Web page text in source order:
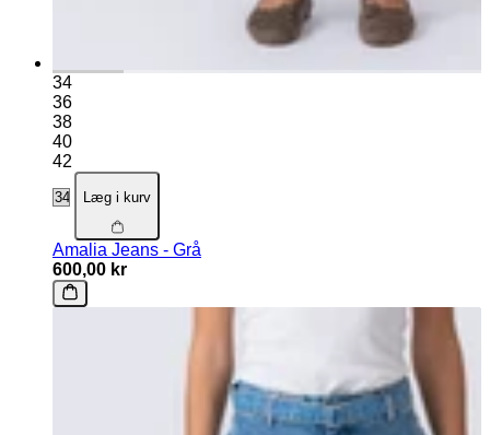
34
36
38
40
42
Læg i kurv
Amalia Jeans - Grå
600,00 kr